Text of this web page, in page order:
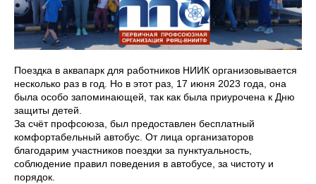
Поездка в аквапарк для работников НИИК организовывается
несколько раз в год. Но в этот раз, 17 июня 2023 года, она
была особо запоминающей, так как была приурочена к Дню
защиты детей.
За счёт профсоюза, был предоставлен бесплатный
комфортабельный автобус. От лица организаторов
благодарим участников поездки за пунктуальность,
соблюдение правил поведения в автобусе, за чистоту и
порядок.